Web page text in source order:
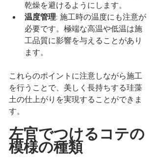
乾燥を避けるようにします。
温度管理: 施工時の温度にも注意が
必要です。極端な高温や低温は施
工品質に影響を与えることがあり
ます。
これらのポイントに注意しながら施工
を行うことで、美しく長持ちする珪藻
土の仕上がりを実現することができま
す。
左官でつけるコテの
模様の種類